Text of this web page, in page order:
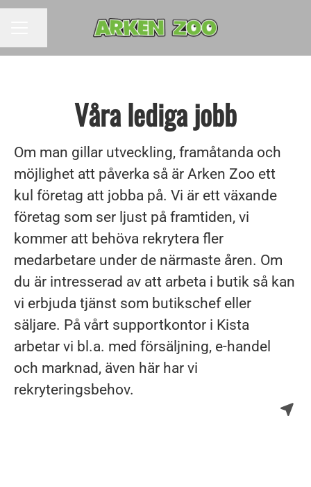
Våra lediga jobb
Om man gillar utveckling, framåtanda och
möjlighet att påverka så är Arken Zoo ett
kul företag att jobba på. Vi är ett växande
företag som ser ljust på framtiden, vi
kommer att behöva rekrytera fler
medarbetare under de närmaste åren. Om
du är intresserad av att arbeta i butik så kan
vi erbjuda tjänst som butikschef eller
säljare. På vårt supportkontor i Kista
arbetar vi bl.a. med försäljning, e-handel
och marknad, även här har vi
rekryteringsbehov.